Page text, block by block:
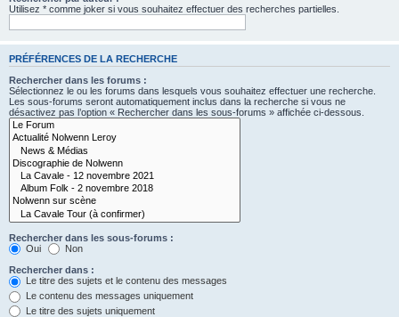
Utilisez * comme joker si vous souhaitez effectuer des recherches partielles.
PRÉFÉRENCES DE LA RECHERCHE
Rechercher dans les forums :
Sélectionnez le ou les forums dans lesquels vous souhaitez effectuer une recherche.
Les sous-forums seront automatiquement inclus dans la recherche si vous ne
désactivez pas l’option « Rechercher dans les sous-forums » affichée ci-dessous.
Rechercher dans les sous-forums :
Oui
Non
Rechercher dans :
Le titre des sujets et le contenu des messages
Le contenu des messages uniquement
Le titre des sujets uniquement